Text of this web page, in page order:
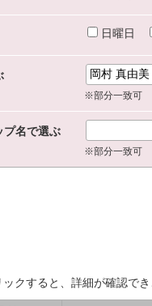
日曜日
※部分一致可
プ名で選ぶ
※部分一致可
クすると、詳細が確認でき